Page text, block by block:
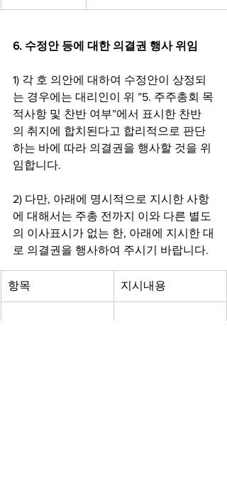
6. 수정안 등에 대한 의결권 행사 위임
1) 각 호 의안에 대하여 수정안이 상정되
는 경우에는 대리인이 위 ”5. 주주총회 목
적사항 및 찬반 여부”에서 표시한 찬반
의 취지에 합치된다고 합리적으로 판단
하는 바에 따라 의결권을 행사할 것을 위
임합니다.
2) 다만, 아래에 명시적으로 지시한 사항
에 대해서는 주총 전까지 이와 다른 별도
의 이사표시가 없는 한, 아래에 지시한 대
로 의결권을 행사하여 주시기 바랍니다.
항목 지시내용